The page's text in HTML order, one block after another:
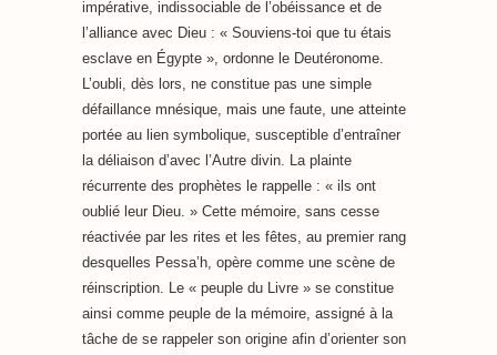
impérative, indissociable de l’obéissance et de
l’alliance avec Dieu : « Souviens-toi que tu étais
esclave en Égypte », ordonne le Deutéronome.
L’oubli, dès lors, ne constitue pas une simple
défaillance mnésique, mais une faute, une atteinte
portée au lien symbolique, susceptible d’entraîner
la déliaison d’avec l’Autre divin. La plainte
récurrente des prophètes le rappelle : « ils ont
oublié leur Dieu. » Cette mémoire, sans cesse
réactivée par les rites et les fêtes, au premier rang
desquelles Pessa’h, opère comme une scène de
réinscription. Le « peuple du Livre » se constitue
ainsi comme peuple de la mémoire, assigné à la
tâche de se rappeler son origine afin d’orienter son